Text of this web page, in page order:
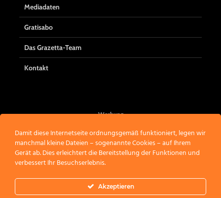
Mediadaten
Gratisabo
Das Grazetta-Team
Kontakt
Werbung
Damit diese Internetseite ordnungsgemäß funktioniert, legen wir
manchmal kleine Dateien – sogenannte Cookies – auf Ihrem
Gerät ab. Dies erleichtert die Bereitstellung der Funktionen und
verbessert Ihr Besuchserlebnis.
Akzeptieren